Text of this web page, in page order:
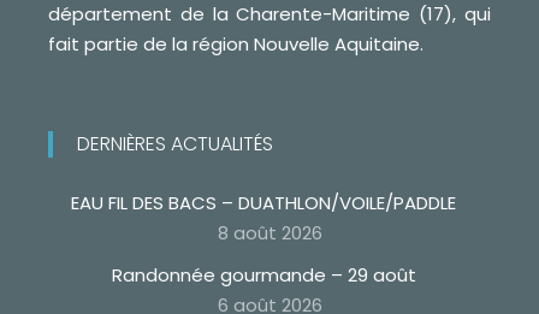
département de la Charente-Maritime (17), qui
fait partie de la région Nouvelle Aquitaine.
DERNIÈRES ACTUALITÉS
EAU FIL DES BACS – DUATHLON/VOILE/PADDLE
8 août 2026
Randonnée gourmande – 29 août
6 août 2026